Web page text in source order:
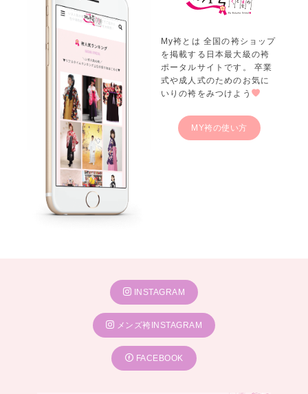
My袴とは 全国の袴ショップ
を掲載する日本最大級の袴
ポータルサイトです。 卒業
式や成人式のためのお気に
いりの袴をみつけよう
MY袴の使い方
INSTAGRAM
メンズ袴INSTAGRAM
FACEBOOK